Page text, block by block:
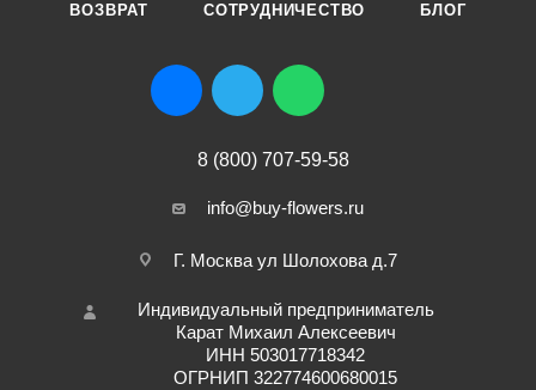
ВОЗВРАТ СОТРУДНИЧЕСТВО БЛОГ
8 (800) 707-59-58
info@buy-flowers.ru
Г. Москва ул Шолохова д.7
Индивидуальный предприниматель
Карат Михаил Алексеевич
ИНН 503017718342
ОГРНИП 322774600680015